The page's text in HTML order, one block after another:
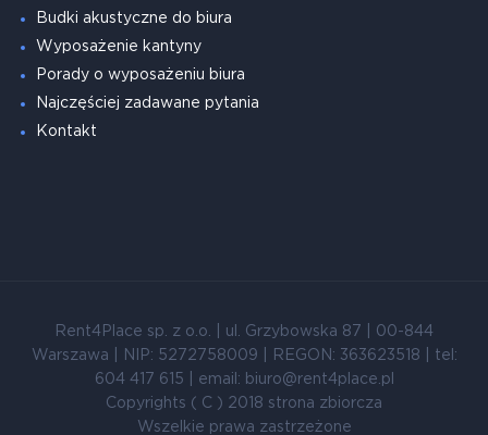
Budki akustyczne do biura
Wyposażenie kantyny
Porady o wyposażeniu biura
Najczęściej zadawane pytania
Kontakt
Rent4Place sp. z o.o. | ul. Grzybowska 87 | 00-844
Warszawa | NIP: 5272758009 | REGON: 363623518 | tel:
604 417 615 | email: biuro@rent4place.pl
Copyrights ( C ) 2018 strona zbiorcza
Wszelkie prawa zastrzeżone